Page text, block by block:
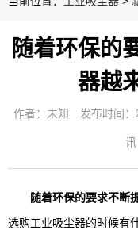
随着环保的
器越
作者：未知 发布时间
讯
随着环保的要求不断
选购工业吸尘器的时候有